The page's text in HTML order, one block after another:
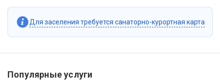
Для заселения требуется санаторно-курортная карта
Популярные услуги